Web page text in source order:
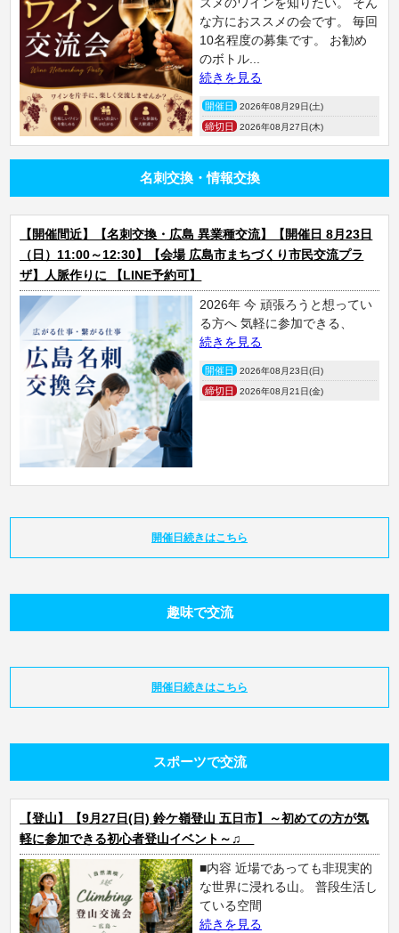
な方におススメの会です。 毎回
10名程度の募集です。 お勧め
のボトル...
続きを見る
開催日 2026年08月29日(土)
締切日 2026年08月27日(木)
名刺交換・情報交換
【開催間近】【名刺交換・広島 異業種交流】【開催日 8月23日
（日）11:00～12:30】【会場 広島市まちづくり市民交流プラ
ザ】人脈作りに 【LINE予約可】
2026年 今 頑張ろうと想ってい
る方へ 気軽に参加できる、
続きを見る
開催日 2026年08月23日(日)
締切日 2026年08月21日(金)
開催日続きはこちら
趣味で交流
開催日続きはこちら
スポーツで交流
【登山】【9月27日(日) 鈴ケ嶺登山 五日市】～初めての方が気
軽に参加できる初心者登山イベント～♫
■内容 近場であっても非現実的
な世界に浸れる山。 普段生活し
ている空間
続きを見る